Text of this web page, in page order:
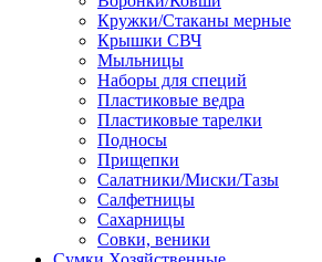
Кружки/Стаканы мерные
Крышки СВЧ
Мыльницы
Наборы для специй
Пластиковые ведра
Пластиковые тарелки
Подносы
Прищепки
Салатники/Миски/Тазы
Салфетницы
Сахарницы
Совки, веники